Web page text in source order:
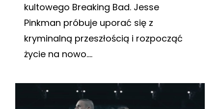
kultowego Breaking Bad. Jesse
Pinkman próbuje uporać się z
kryminalną przeszłością i rozpocząć
życie na nowo....